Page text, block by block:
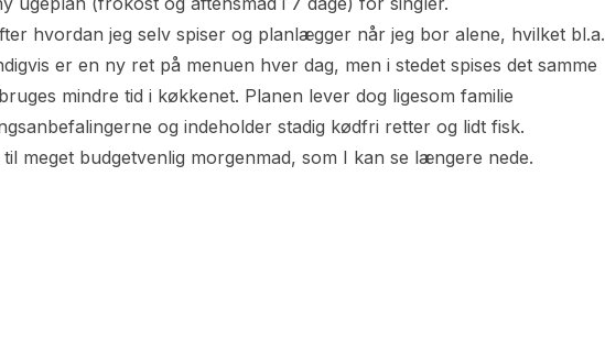
hvordan jeg selv spiser og planlægger når jeg bor alene, hvilket bl.a.
er en ny ret på menuen hver dag, men i stedet spises det samme
mindre tid i køkkenet. Planen lever dog ligesom familie
og indeholder stadig kødfri retter og lidt fisk.
meget budgetvenlig morgenmad, som I kan se længere nede.